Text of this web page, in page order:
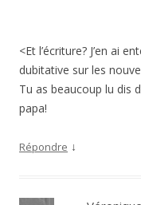
<Et l’écriture? J’en ai
dubitative sur les
Tu as beaucoup lu dis
papa!
Répondre ↓